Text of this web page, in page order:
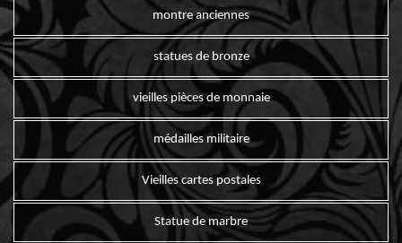
montre anciennes
statues de bronze
vieilles pièces de monnaie
médailles militaire
Vieilles cartes postales
Statue de marbre